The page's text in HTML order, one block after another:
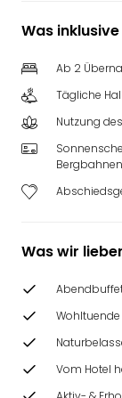
Was
Ab 2
Tägliche
Nutzung
Was wir
Vom Hotel